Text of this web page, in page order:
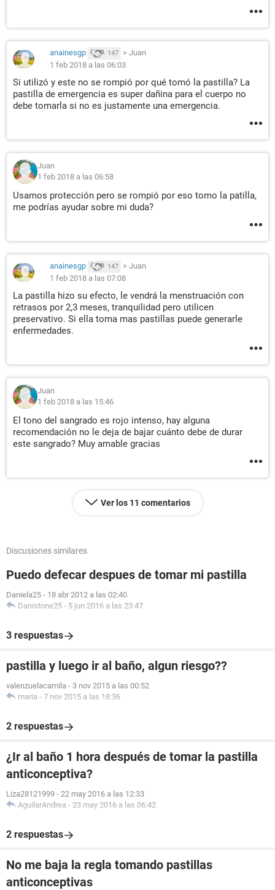
anainesgp 147 > Juan
1 feb 2018 a las 06:03
Si utilizó y este no se rompió por qué tomó la pastilla? La
pastilla de emergencia es super dañina para el cuerpo no
debe tomarla si no es justamente una emergencia.
Juan
1 feb 2018 a las 06:58
Usamos protección pero se rompió por eso tomo la patilla,
me podrías ayudar sobre mi duda?
anainesgp 147 > Juan
1 feb 2018 a las 07:08
La pastilla hizo su efecto, le vendrá la menstruación con
retrasos por 2,3 meses, tranquilidad pero utilicen
preservativo. Si ella toma mas pastillas puede generarle
enfermedades.
Juan
1 feb 2018 a las 15:46
El tono del sangrado es rojo intenso, hay alguna
recomendación no le deja de bajar cuánto debe de durar
este sangrado? Muy amable gracias
Ver los 11 comentarios
Discusiones similares
Puedo defecar despues de tomar mi pastilla
Daniela25 - 18 abr 2012 a las 02:40
Danistone25 - 5 jun 2016 a las 23:47
3 respuestas
pastilla y luego ir al baño, algun riesgo??
valenzuelacamila - 3 nov 2015 a las 00:52
maria - 7 nov 2015 a las 18:36
2 respuestas
¿Ir al baño 1 hora después de tomar la pastilla
anticonceptiva?
Liza28121999 - 22 may 2016 a las 12:33
AguilarAndrea - 23 may 2016 a las 06:42
2 respuestas
No me baja la regla tomando pastillas
anticonceptivas